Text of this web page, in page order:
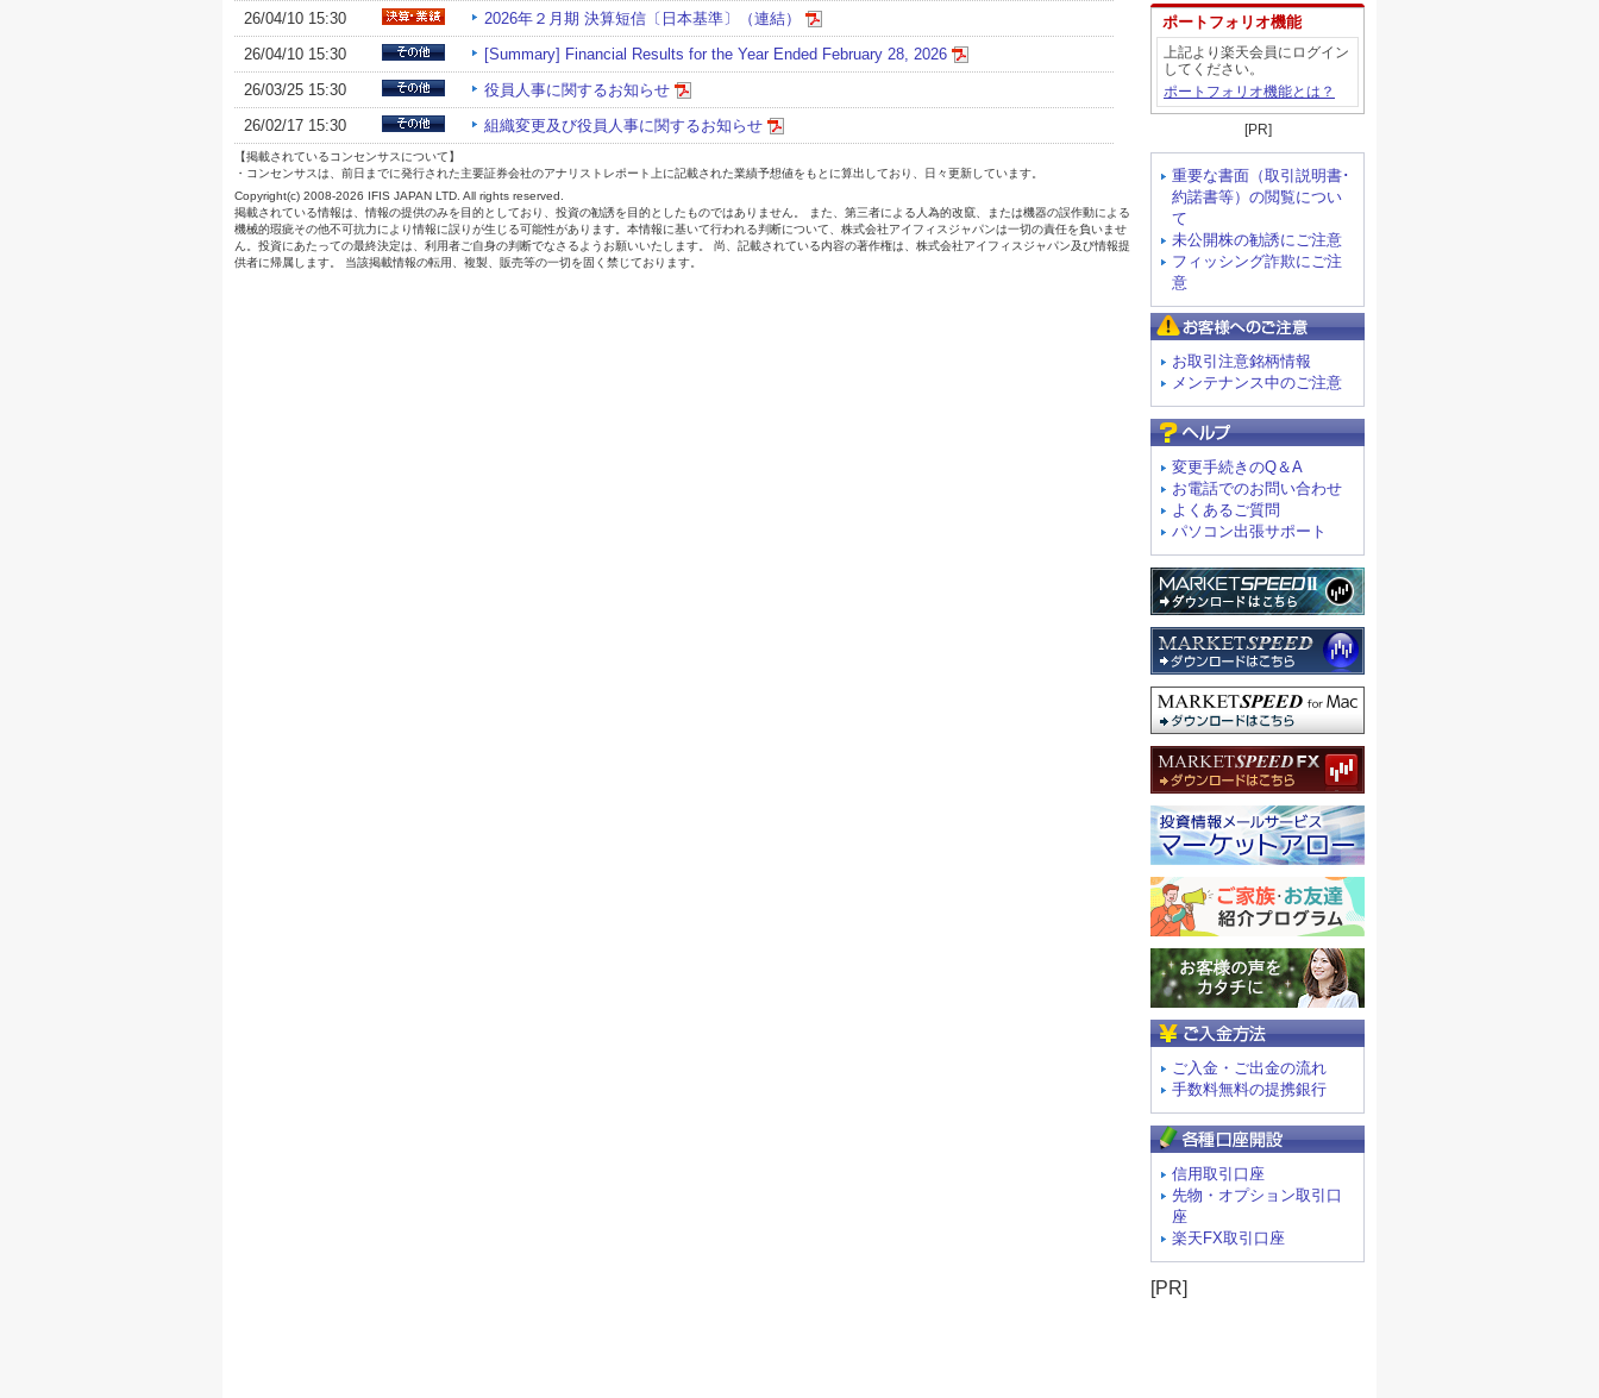
ポートフォリオ機能
上記より楽天会員にログイン
してください。
ポートフォリオ機能とは？
[PR]
重要な書面（取引説明書･
約諾書等）の閲覧につい
て
未公開株の勧誘にご注意
フィッシング詐欺にご注
意
お取引注意銘柄情報
メンテナンス中のご注意
変更手続きのQ＆A
お電話でのお問い合わせ
よくあるご質問
パソコン出張サポート
ご入金・ご出金の流れ
手数料無料の提携銀行
信用取引口座
先物・オプション取引口
座
楽天FX取引口座
[PR]